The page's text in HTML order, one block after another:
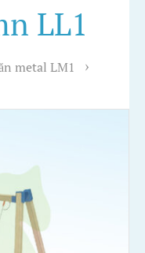
LL1
metal LM1